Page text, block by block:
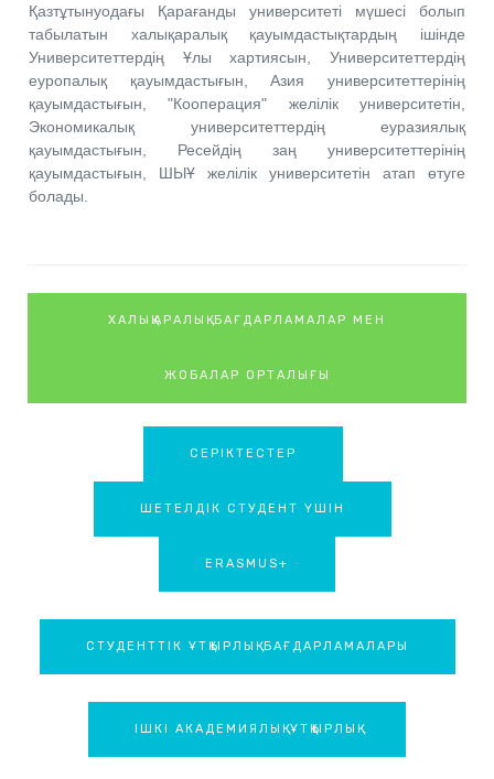
Қазтұтынуодағы Қарағанды университеті мүшесі болып
табылатын халықаралық қауымдастықтардың ішінде
Университеттердің Ұлы хартиясын, Университеттердің
еуропалық қауымдастығын, Азия университеттерінің
қауымдастығын, "Кооперация" желілік университетін,
Экономикалық университеттердің еуразиялық
қауымдастығын, Ресейдің заң университеттерінің
қауымдастығын, ШЫҰ желілік университетін атап өтуге
болады.
ХАЛЫҚАРАЛЫҚ БАҒДАРЛАМАЛАР МЕН
ЖОБАЛАР ОРТАЛЫҒЫ
СЕРІКТЕСТЕР
ШЕТЕЛДІК СТУДЕНТ ҮШІН
ERASMUS+
СТУДЕНТТІК ҰТҚЫРЛЫҚ БАҒДАРЛАМАЛАРЫ
IШКІ АКАДЕМИЯЛЫҚ ҰТҚЫРЛЫҚ